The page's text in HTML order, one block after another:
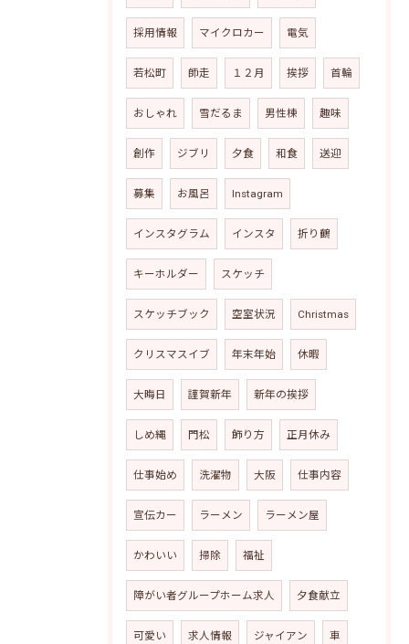
採用情報 マイクロカー 電気
若松町 師走 １２月 挨拶 首輪
おしゃれ 雪だるま 男性棟 趣味
創作 ジブリ 夕食 和食 送迎
募集 お風呂 Instagram
インスタグラム インスタ 折り鶴
キーホルダー スケッチ
スケッチブック 空室状況 Christmas
クリスマスイブ 年末年始 休暇
大晦日 謹賀新年 新年の挨拶
しめ縄 門松 飾り方 正月休み
仕事始め 洗濯物 大阪 仕事内容
宣伝カー ラーメン ラーメン屋
かわいい 掃除 福祉
障がい者グループホーム求人 夕食献立
可愛い 求人情報 ジャイアン 車